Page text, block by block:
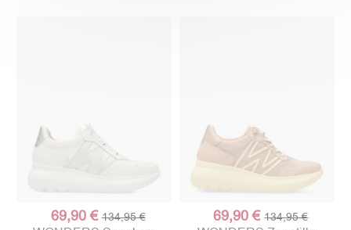
69,90 € 134,95 € 69,90 € 134,95 €